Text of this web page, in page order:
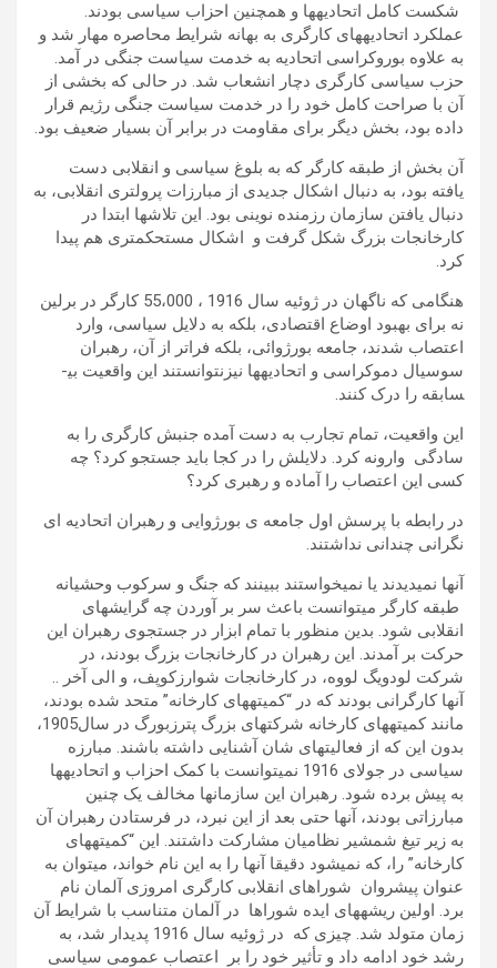
شکست کامل اتحادیه­ها و همچنین احزاب سیاسی بودند.
عملکرد اتحادیه­های کارگری به بهانه شرایط محاصره مهار شد و
به علاوه بوروکراسی اتحادیه به خدمت سیاست جنگی در آمد.
حزب سیاسی کارگری دچار انشعاب شد. در حالی که بخشی از
آن با صراحت کامل خود را در خدمت سیاست جنگی رژیم قرار
داده بود، بخش دیگر برای مقاومت در برابر آن بسیار ضعیف بود.
آن بخش از طبقه کارگر که به بلوغ سیاسی و انقلابی دست
یافته بود، به دنبال اشکال جدیدی از مبارزات پرولتری انقلابی، به
دنبال یافتن سازمان رزمنده نوینی بود. این تلاش­ها ابتدا در
کارخانجات بزرگ شکل گرفت و اشکال مستحکم­تری هم پیدا
کرد.
هنگامی که ناگهان در ژوئیه سال 1916 ، 55،000 کارگر در برلین
نه برای بهبود اوضاع اقتصادی، بلکه به دلایل سیاسی، وارد
اعتصاب شدند، جامعه بورژوائی، بلکه فراتر از آن، رهبران
سوسیال دموکراسی و اتحادیه­ها نیزنتوانستند این واقعیت بی­
سابقه را درک کنند.
این واقعیت، تمام تجارب به دست آمده جنبش کارگری را به
سادگی وارونه کرد. دلایلش را در کجا باید جستجو کرد؟ چه
کسی این اعتصاب را آماده و رهبری کرد؟
در رابطه با پرسش اول جامعه ی بورژوایی و رهبران اتحادیه ای
نگرانی چندانی نداشتند.
آنها نمی­دیدند یا نمی­خواستند ببینند که جنگ و سرکوب وحشیانه
طبقه کارگر می­توانست باعث سر بر آوردن چه گرایش­های
انقلابی شود. بدین منظور با تمام ابزار در جستجوی رهبران این
حرکت بر آمدند. این رهبران در کارخانجات بزرگ بودند، در
شرکت لودویگ لووه، در کارخانجات شوارزکوپف، و الی آخر ..
آن­ها کارگرانی بودند که در “کمیته­های کارخانه” متحد شده بودند،
مانند کمیته­های کارخانه شرکت­های بزرگ پترزبورگ در سال1905،
بدون این که از فعالیت­های شان آشنایی داشته باشند. مبارزه
سیاسی در جولای 1916 نمی­توانست با کمک احزاب و اتحادیه­ها
به پیش برده شود. رهبران این سازمان­ها مخالف یک چنین
مبارزاتی بودند، آنها حتی بعد از این نبرد، در فرستادن رهبران آن
به زیر تیغ شمشیر نظامیان مشارکت داشتند. این “کمیته­های
کارخانه” را، که نمی­شود دقیقا آن­ها را به این نام خواند، می­توان به
عنوان پیشروان شوراهای انقلابی کارگری امروزی آلمان نام
برد. اولین ریشه­های ایده شوراها در آلمان متناسب با شرایط آن
زمان متولد شد. چیزی که در ژوئیه سال 1916 پدیدار شد، به
رشد خود ادامه داد و تأثیر خود را بر اعتصاب عمومی سیاسی